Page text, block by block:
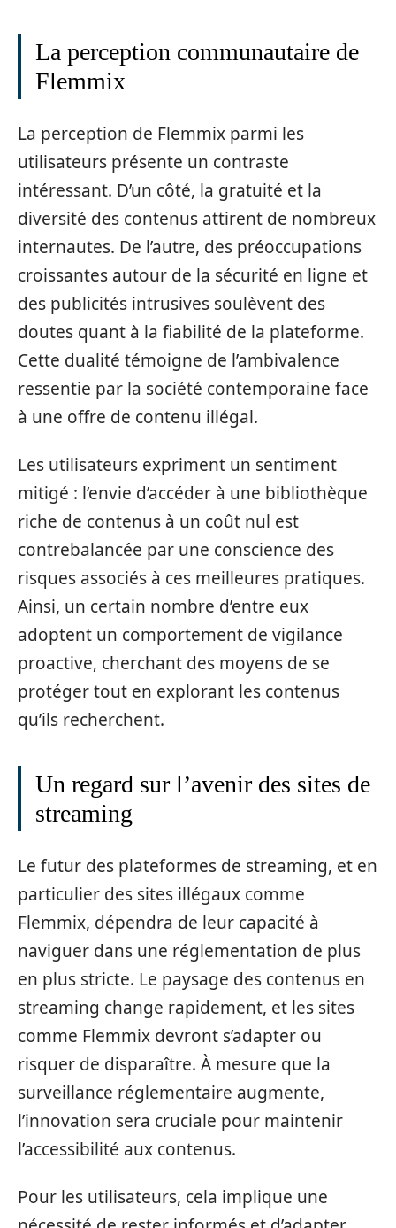
La perception communautaire de
Flemmix
La perception de Flemmix parmi les
utilisateurs présente un contraste
intéressant. D’un côté, la gratuité et la
diversité des contenus attirent de nombreux
internautes. De l’autre, des préoccupations
croissantes autour de la sécurité en ligne et
des publicités intrusives soulèvent des
doutes quant à la fiabilité de la plateforme.
Cette dualité témoigne de l’ambivalence
ressentie par la société contemporaine face
à une offre de contenu illégal.
Les utilisateurs expriment un sentiment
mitigé : l’envie d’accéder à une bibliothèque
riche de contenus à un coût nul est
contrebalancée par une conscience des
risques associés à ces meilleures pratiques.
Ainsi, un certain nombre d’entre eux
adoptent un comportement de vigilance
proactive, cherchant des moyens de se
protéger tout en explorant les contenus
qu’ils recherchent.
Un regard sur l’avenir des sites de
streaming
Le futur des plateformes de streaming, et en
particulier des sites illégaux comme
Flemmix, dépendra de leur capacité à
naviguer dans une réglementation de plus
en plus stricte. Le paysage des contenus en
streaming change rapidement, et les sites
comme Flemmix devront s’adapter ou
risquer de disparaître. À mesure que la
surveillance réglementaire augmente,
l’innovation sera cruciale pour maintenir
l’accessibilité aux contenus.
Pour les utilisateurs, cela implique une